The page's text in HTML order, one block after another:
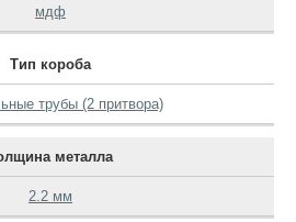
мдф
Тип короба
трубы (2 притвора)
металла
2.2 мм